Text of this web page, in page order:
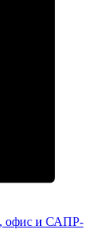
офис и САПР-